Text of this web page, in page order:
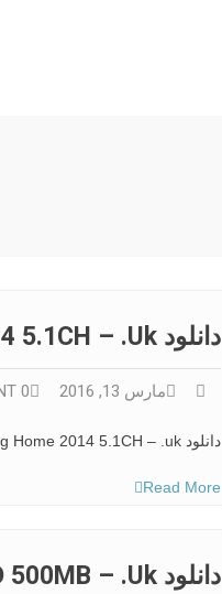
دانلود Coming Home 2014 5.1CH – .uk
مارس 13, 2016 0 COMMENT
دانلود Coming Home 2014 5.1CH – .uk دانلود فیلم جدید خبرگذاری خوزستان
Read More
دانلود Khoobsurat 2014 DVD 500MB – .uk